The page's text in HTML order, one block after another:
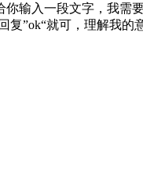
输入一段文字，我
”ok“就可，理解我